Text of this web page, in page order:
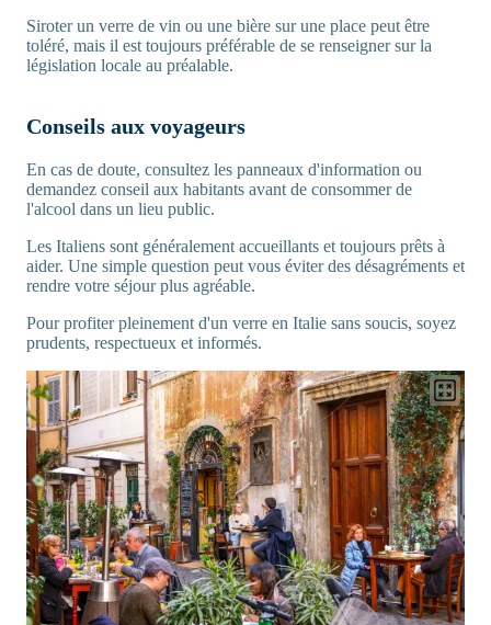
Siroter un verre de vin ou une bière sur une place peut être
toléré, mais il est toujours préférable de se renseigner sur la
législation locale au préalable.
Conseils aux voyageurs
En cas de doute, consultez les panneaux d'information ou
demandez conseil aux habitants avant de consommer de
l'alcool dans un lieu public.
Les Italiens sont généralement accueillants et toujours prêts à
aider. Une simple question peut vous éviter des désagréments et
rendre votre séjour plus agréable.
Pour profiter pleinement d'un verre en Italie sans soucis, soyez
prudents, respectueux et informés.